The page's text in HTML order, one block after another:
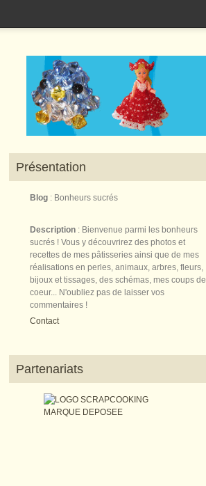
Présentation
Blog : Bonheurs sucrés
Description : Bienvenue parmi les bonheurs
sucrés ! Vous y découvrirez des photos et
recettes de mes pâtisseries ainsi que de mes
réalisations en perles, animaux, arbres, fleurs,
bijoux et tissages, des schémas, mes coups de
coeur... N'oubliez pas de laisser vos
commentaires !
Contact
Partenariats